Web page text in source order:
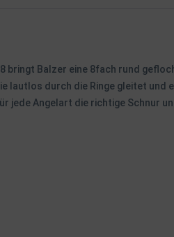
bringt Balzer eine 8fach rund
lautlos durch die Ringe gleitet und
jede Angelart die richtige Schnur